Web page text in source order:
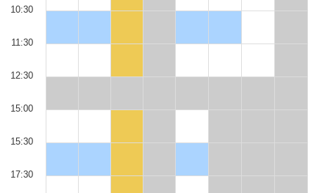
10:30
11:30
12:30
15:00
15:30
17:30